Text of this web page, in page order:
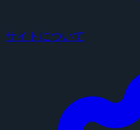
サイトについて